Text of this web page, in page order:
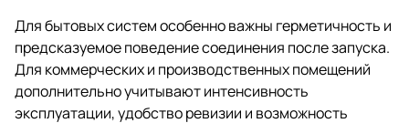
Для бытовых систем особенно важны герметичность и
предсказуемое поведение соединения после запуска.
Для коммерческих и производственных помещений
дополнительно учитывают интенсивность
эксплуатации, удобство ревизии и возможность